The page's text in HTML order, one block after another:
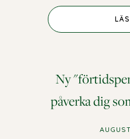
Ny
påverka dig